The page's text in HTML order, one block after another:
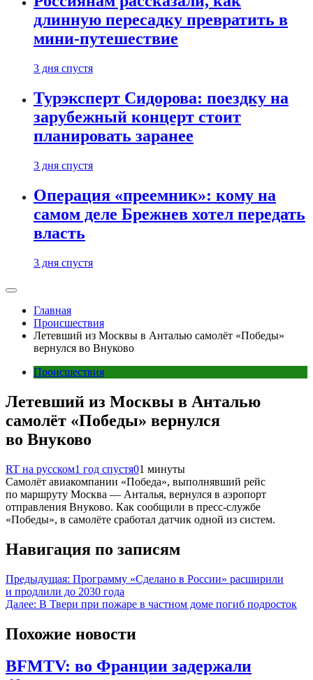
длинную пересадку превратить в
мини-путешествие
3 дня спустя
Турэксперт Сидорова: поездку на
зарубежный концерт стоит
планировать заранее
3 дня спустя
Операция «преемник»: кому на
самом деле Брежнев хотел передать
власть
3 дня спустя
Главная
Происшествия
Летевший из Москвы в Анталью самолёт «Победы»
вернулся во Внуково
Происшествия
Летевший из Москвы в Анталью
самолёт «Победы» вернулся
во Внуково
RT на русском1 год спустя01 минуты
Самолёт авиакомпании «Победа», выполнявший рейс
по маршруту Москва — Анталья, вернулся в аэропорт
отправления Внуково. Как сообщили в пресс-службе
«Победы», в самолёте сработал датчик одной из систем.
Навигация по записям
Предыдущая: Программу «Сделано в России» расширили
и продлили до 2030 года
Далее: В Твери при пожаре в частном доме погиб подросток
Похожие новости
BFMTV: во Франции задержали